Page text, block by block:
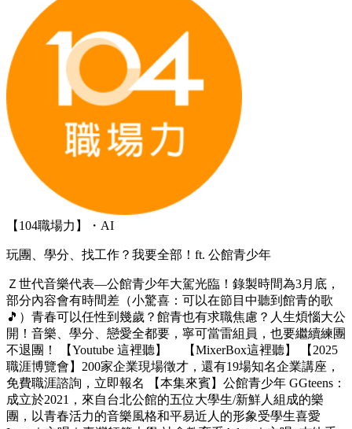
【104職場力】・AI
玩團、學分、找工作？我要全部！ft. 公館青少年
Ｚ世代音樂代表—公館青少年大駕光臨！錄製時間為3月底，
部分內容會有時間差（小驚喜：可以在節目中聽到館青的歌
🎵）青春可以任性到幾歲？館青也有求職焦慮？人生煩惱大公
開！音樂、學分、戀愛全都要，寧可當雷組員，也要繼續練團
不退團！ 【Youtube 這裡聽】 【MixerBox這裡聽】 【2025
職涯博覽會】200家企業現場徵才，還有19場知名企業講座，
免費職涯諮詢，立即報名 【本集來賓】公館青少年 GGteens：
成立於2021，來自台北公館的五位大學生/新鮮人組成的樂
團，以青春活力的音樂風格和平易近人的形象受學生喜愛